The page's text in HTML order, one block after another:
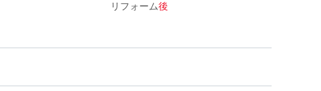
リフォーム後